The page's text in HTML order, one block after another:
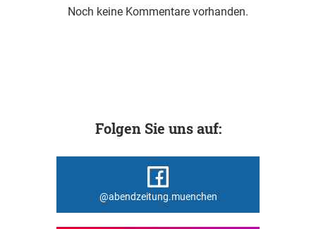
Noch keine Kommentare vorhanden.
Folgen Sie uns auf:
@abendzeitung.muenchen